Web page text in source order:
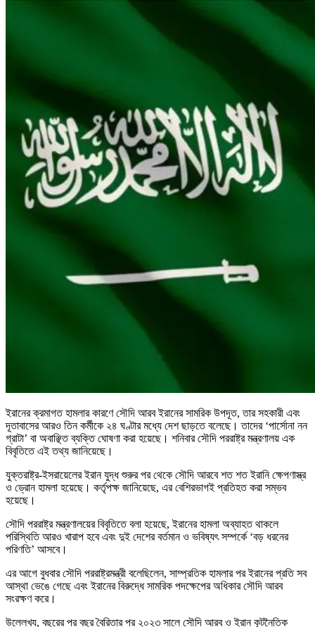
ইরানের ক্রমাগত হামলার কারণে সৌদি আরব ইরানের সামরিক উপদূত, তার সহকারী এবং
দূতাবাসের আরও তিন কর্মীকে ২৪ ঘণ্টার মধ্যে দেশ ছাড়তে বলেছে। তাদের ‘পার্সোনা নন
গ্রাটা’ বা অবাঞ্ছিত ব্যক্তি ঘোষণা করা হয়েছে। শনিবার সৌদি পররাষ্ট্র মন্ত্রণালয় এক
বিবৃতিতে এই তথ্য জানিয়েছে।
যুক্তরাষ্ট্র-ইসরায়েলের ইরান যুদ্ধ শুরুর পর থেকে সৌদি আরবে শত শত ইরানি ক্ষেপণাস্ত্র
ও ড্রোন হামলা হয়েছে। কর্তৃপক্ষ জানিয়েছে, এর বেশিরভাগই প্রতিহত করা সম্ভব
হয়েছে।
সৌদি পররাষ্ট্র মন্ত্রণালয়ের বিবৃতিতে বলা হয়েছে, ইরানের হামলা অব্যাহত থাকলে
পরিস্থিতি আরও খারাপ হবে এবং দুই দেশের বর্তমান ও ভবিষ্যৎ সম্পর্কে ‘বড় ধরনের
পরিণতি’ আসবে।
এর আগে বুধবার সৌদি পররাষ্ট্রমন্ত্রী বলেছিলেন, সাম্প্রতিক হামলার পর ইরানের প্রতি সব
আস্থা ভেঙে গেছে এবং ইরানের বিরুদ্ধে সামরিক পদক্ষেপের অধিকার সৌদি আরব
সংরক্ষণ করে।
উল্লেখ্য, বছরের পর বছর বৈরিতার পর ২০২৩ সালে সৌদি আরব ও ইরান কূটনৈতিক